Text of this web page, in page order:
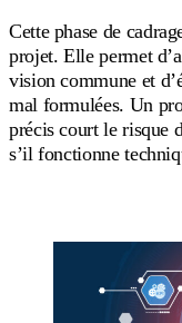
Cette phase de
projet. Elle permet
vision commune et
mal formulées. Un
précis court le risque
s’il fonctionne